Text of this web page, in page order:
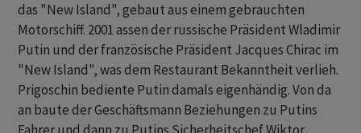
das "New Island", gebaut aus einem gebrauchten
Motorschiff. 2001 assen der russische Präsident Wladimir
Putin und der französische Präsident Jacques Chirac im
"New Island", was dem Restaurant Bekanntheit verlieh.
Prigoschin bediente Putin damals eigenhändig. Von da
an baute der Geschäftsmann Beziehungen zu Putins